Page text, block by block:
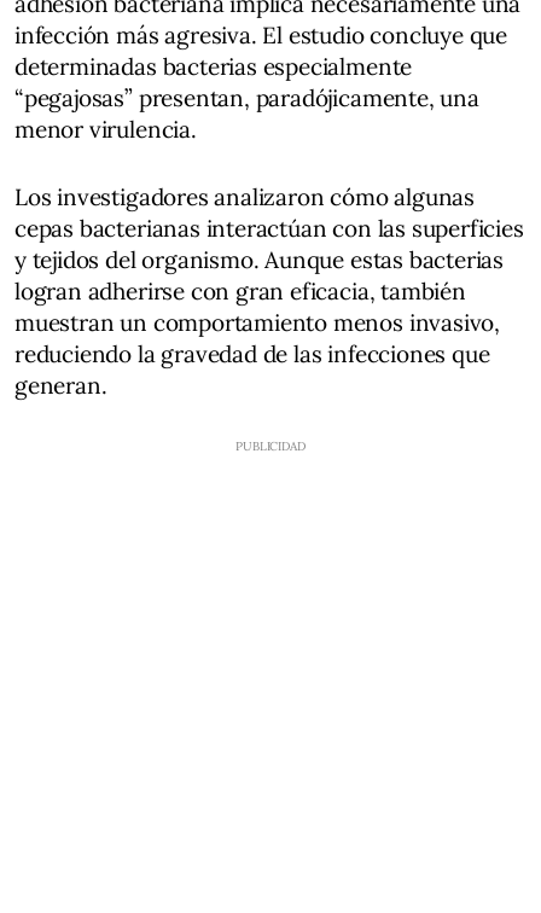
infección más agresiva. El estudio concluye que
determinadas bacterias especialmente
“pegajosas” presentan, paradójicamente, una
menor virulencia.
Los investigadores analizaron cómo algunas
cepas bacterianas interactúan con las superficies
y tejidos del organismo. Aunque estas bacterias
logran adherirse con gran eficacia, también
muestran un comportamiento menos invasivo,
reduciendo la gravedad de las infecciones que
generan.